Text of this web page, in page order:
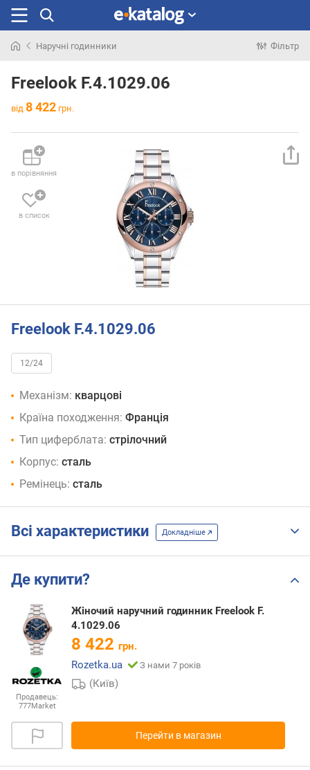
раніше
Наручні годинники Фільтр
Freelook F.4.1029.06
від 8 422 грн.
в порівняння
в список
Freelook F.4.1029.06
12/24
Механізм: кварцові
Країна походження: Франція
Тип циферблата: стрілочний
Корпус: сталь
Ремінець: сталь
Всі характеристики Докладніше
Де купити?
Продавець:
777Market
Жіночий наручний годинник Freelook F.
4.1029.06
8 422 грн.
Rozetka.ua
З нами 7 років
(Київ)
Перейти в магазин